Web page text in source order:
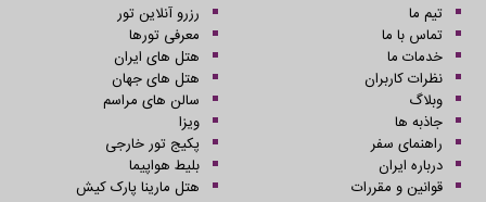
تیم ما
تماس با ما
خدمات ما
نظرات کاربران
وبلاگ
جاذبه ها
راهنمای سفر
درباره ایران
قوانین و مقررات
رزرو آنلاین تور
معرفی تورها
هتل های ایران
هتل های جهان
سالن های مراسم
ویزا
پکیج تور خارجی
بلیط هواپیما
هتل مارینا پارک کیش